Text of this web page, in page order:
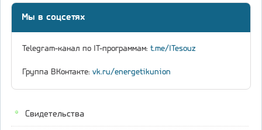
Свидетельства
Мы в соцсетях
Telegram-канал по IT-программам: t.me/ITesouz
Группа ВКонтакте: vk.ru/energetikunion